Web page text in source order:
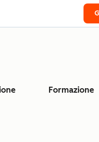
Formazione